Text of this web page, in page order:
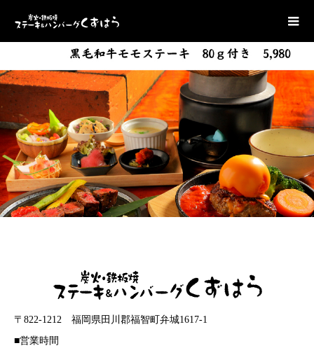
〒822-1212 福岡県田川郡福智町弁城1617-1
■営業時間